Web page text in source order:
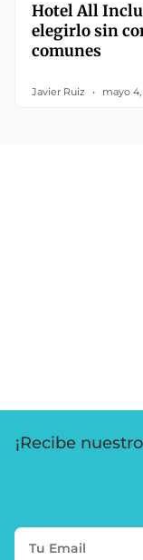
Hotel All
elegirlo sin
comunes
Javier Ruiz mayo
¡Recibe